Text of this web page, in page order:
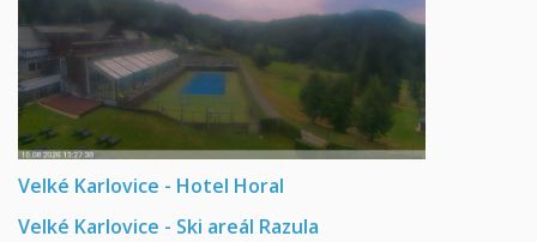
Velké Karlovice - Hotel Horal
Velké Karlovice - Ski areál Razula